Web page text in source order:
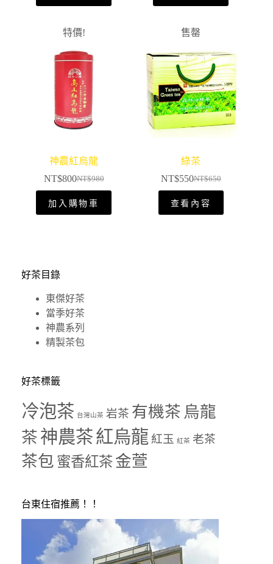
特價!
神農紅烏龍
NT$980
NT$800
加入購物車
售罄
綠茶
NT$650
NT$550
查看內容
好茶目錄
東傑好茶
當季好茶
神農系列
精製茶包
好茶標籤
冷泡茶 台灣山茶 岩茶 有機茶 烏龍
茶 神農茶紅烏龍 紅玉 紅茶 老茶
茶包 蜜香紅茶金萱
台東住宿推薦！！